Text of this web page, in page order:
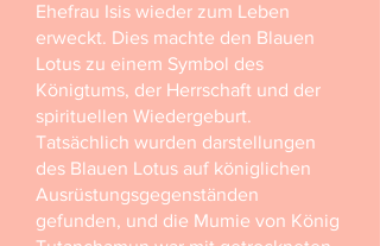
Ehefrau Isis wieder zum Leben
erweckt. Dies machte den Blauen
Lotus zu einem Symbol des
Königtums, der Herrschaft und der
spirituellen Wiedergeburt.
Tatsächlich wurden darstellungen
des Blauen Lotus auf königlichen
Ausrüstungsgegenständen
gefunden, und die Mumie von König